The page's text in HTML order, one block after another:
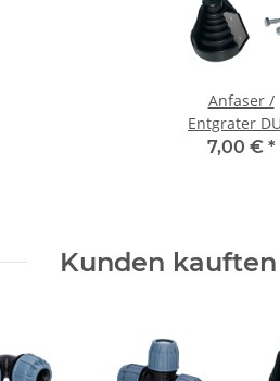
Anfaser /
Entgrater
für PE Rohr
7,00 € *
Kunden